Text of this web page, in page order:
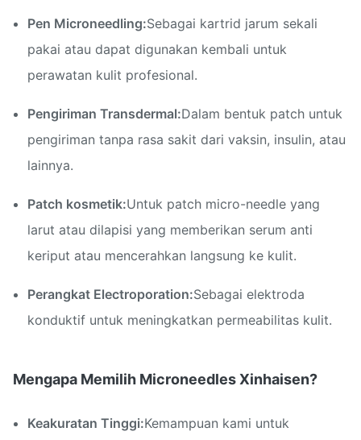
Pen Microneedling:Sebagai kartrid jarum sekali
pakai atau dapat digunakan kembali untuk
perawatan kulit profesional.
Pengiriman Transdermal:Dalam bentuk patch untuk
pengiriman tanpa rasa sakit dari vaksin, insulin, atau
lainnya.
Patch kosmetik:Untuk patch micro-needle yang
larut atau dilapisi yang memberikan serum anti
keriput atau mencerahkan langsung ke kulit.
Perangkat Electroporation:Sebagai elektroda
konduktif untuk meningkatkan permeabilitas kulit.
Mengapa Memilih Microneedles Xinhaisen?
Keakuratan Tinggi:Kemampuan kami untuk